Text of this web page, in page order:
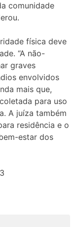
comunidade
física deve
“A não-
graves
envolvidos
mais que,
para uso
A juíza também
residência e o
estar dos